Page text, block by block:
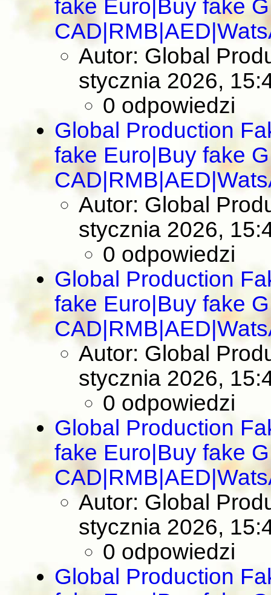
fake Euro|Buy fake
Autor: Global
stycznia 2026,
0 odpowiedzi
Global Production
fake Euro|Buy fake
Autor: Global
stycznia 2026,
0 odpowiedzi
Global Production
fake Euro|Buy fake
Autor: Global
stycznia 2026,
0 odpowiedzi
Global Production
fake Euro|Buy fake
Autor: Global
stycznia 2026,
0 odpowiedzi
Global Production